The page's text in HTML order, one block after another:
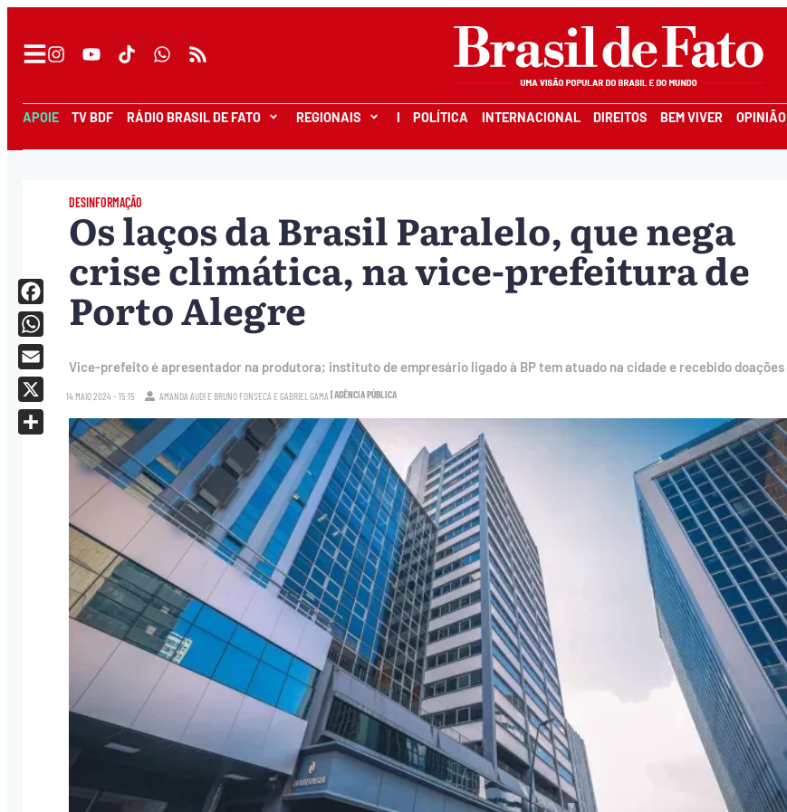
APOIE TV BDF RÁDIO BRASIL DE FATO REGIONAIS I POLÍTICA INTERNACIONAL DIREITOS BEM VIVER OPINIÃO
DESINFORMAÇÃO
Os laços da Brasil Paralelo, que nega
crise climática, na vice-prefeitura de
Porto Alegre
Vice-prefeito é apresentador na produtora; instituto de empresário ligado à BP tem atuado na cidade e recebido doações
14.MAIO.2024 - 15:15 AMANDA AUDI E BRUNO FONSECA EGABRIEL GAMA | AGÊNCIA PÚBLICA
Facebook
WhatsApp
Email
X